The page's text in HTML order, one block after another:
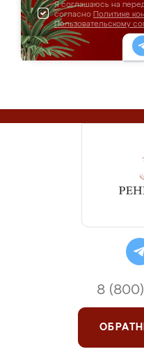
Я соглашаюсь на
согласно Политике
Пользовательскому
8 (800)